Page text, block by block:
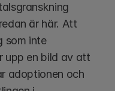
är här. Att
som inte
upp en bild av att
adoptionen och